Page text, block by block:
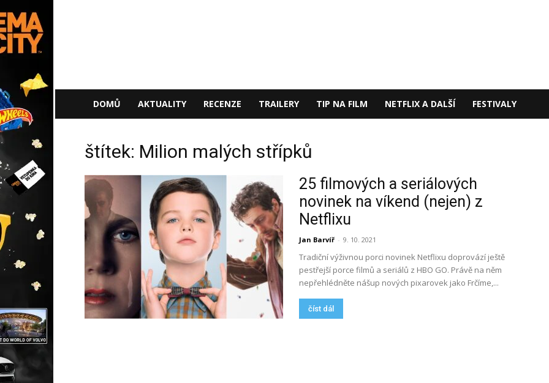
DOMŮ AKTUALITY RECENZE TRAILERY TIP NA FILM NETFLIX A DALŠÍ FESTIVALY
štítek: Milion malých střípků
25 filmových a seriálových
novinek na víkend (nejen) z
Netflixu
Jan Barvíř - 9. 10. 2021
Tradiční výživnou porci novinek Netflixu doprovází ještě
pestřejší porce filmů a seriálů z HBO GO. Právě na něm
nepřehlédněte nášup nových pixarovek jako Frčíme,...
číst dál